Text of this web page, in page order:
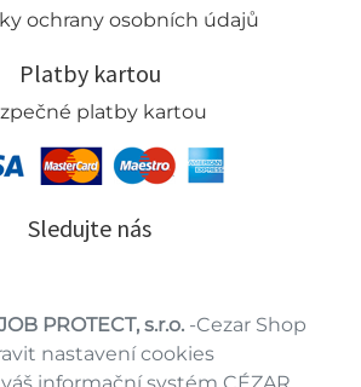
ochrany osobních údajů
Platby kartou
platby kartou
Sledujte nás
PROTECT, s.r.o.-Cezar Shop
nastavení cookies
informační systém CÉZAR